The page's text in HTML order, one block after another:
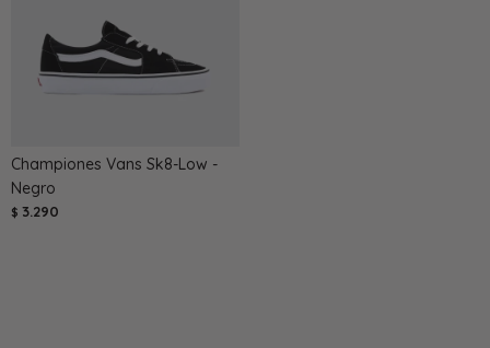
Championes Vans Sk8-Low -
Negro
$ 3.290